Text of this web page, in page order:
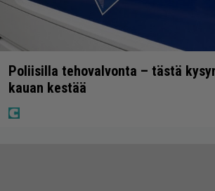
Poliisilla tehovalvonta – tästä
kauan kestää